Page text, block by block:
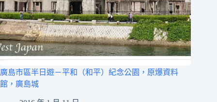
廣島市區半日遊－平和（和平）紀念公園，原爆資料
館，廣島城